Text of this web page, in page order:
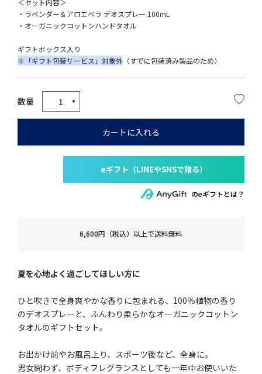
＜セット内容＞
・ラベンダー＆アロエベラ デオスプレー 100mL
・オーガニックコットンハンドタオル
ギフトボックス入り
※「ギフト包装サービス」対象外 （すでに包装済み製品のため）
カートに入れる
のeギフトとは？
6,600円（税込）以上で送料無料
夏を心地よく過ごしてほしい方に
ひと吹きで全身爽やかな香りに包まれる、100％植物の香り
のデオスプレーと、ふんわり柔らかなオーガニックコットン
タオルのギフトセット。
お出かけ前やお風呂上り、スポーツ後など、全身に。
男女問わず、ボディフレグランスとしても一年中お使いいた